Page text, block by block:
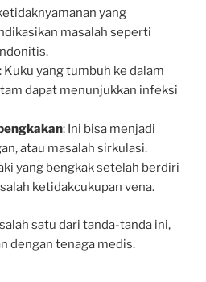
yang
masalah seperti
: Kuku yang tumbuh ke dalam
dapat menunjukkan infeksi
: Ini bisa menjadi
atau masalah sirkulasi.
yang bengkak setelah berdiri
ketidakcukupan vena.
satu dari tanda-tanda ini,
dengan tenaga medis.